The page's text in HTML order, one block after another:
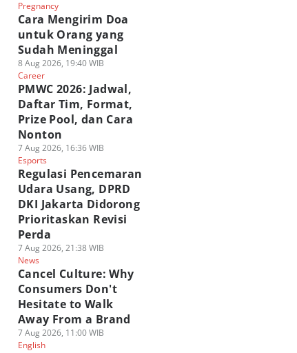
Pregnancy
Cara Mengirim Doa
untuk Orang yang
Sudah Meninggal
8 Aug 2026, 19:40 WIB
Career
PMWC 2026: Jadwal,
Daftar Tim, Format,
Prize Pool, dan Cara
Nonton
7 Aug 2026, 16:36 WIB
Esports
Regulasi Pencemaran
Udara Usang, DPRD
DKI Jakarta Didorong
Prioritaskan Revisi
Perda
7 Aug 2026, 21:38 WIB
News
Cancel Culture: Why
Consumers Don't
Hesitate to Walk
Away From a Brand
7 Aug 2026, 11:00 WIB
English